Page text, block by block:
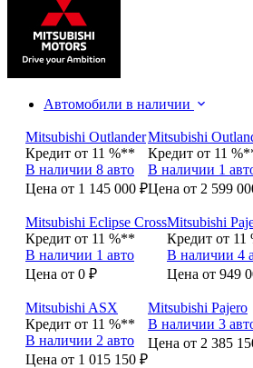
Автомобили в наличии
Mitsubishi Outlander
Кредит от 11 %**
В наличии 8 авто
Цена от 1 145 000 ₽
Mitsubishi
Кредит от 11
В наличии 1
Цена от 2 599
Mitsubishi Eclipse Cross
Кредит от 11 %**
В наличии 1 авто
Цена от 0 ₽
Mitsubishi
Кредит от 11
В наличии 4
Цена от 949
Mitsubishi ASX
Кредит от 11 %**
В наличии 2 авто
Цена от 1 015 150 ₽
Mitsubishi Pajero
В наличии 3
Цена от 2 385